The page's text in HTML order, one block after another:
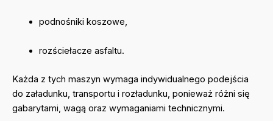
podnośniki koszowe,
rozściełacze asfaltu.
Każda z tych maszyn wymaga indywidualnego podejścia
do załadunku, transportu i rozładunku, ponieważ różni się
gabarytami, wagą oraz wymaganiami technicznymi.